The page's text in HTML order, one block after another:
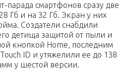
парада смартфонов сразу две
Гб и на 32 Гб. Экран у них
Создатели снабдили
детища защитой от пыли и
кнопкой Home, последним
ID и утяжелили ее до 138
у шестой версии.